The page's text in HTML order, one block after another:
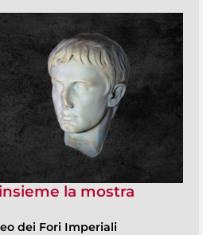
la mostra
dei Fori Imperiali